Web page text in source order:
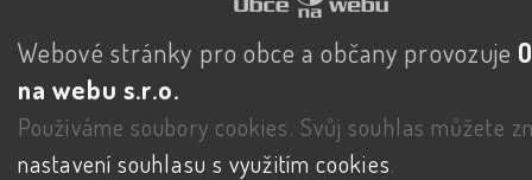
Webové stránky pro obce a občany provozuje
na webu s.r.o.
Používáme soubory cookies. Svůj souhlas můžete
nastavení souhlasu s využitím cookies.